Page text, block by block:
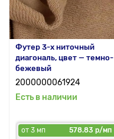
Футер 3-х ниточный
диагональ, цвет — темно-
бежевый
2000000061924
Есть в наличии
от 3 мп
578.83 р/мп